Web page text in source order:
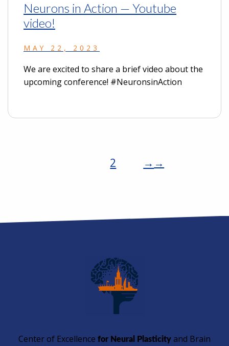
Neurons in Action — Youtube
video!
MAY 22, 2023
We are excited to share a brief video about the
upcoming conference! #NeuronsinAction
2 →
Center of Excellence for Neural Plasticity and Brain